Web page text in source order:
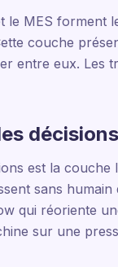
le MES forment
couche
entre eux. Les
décisions
est la
sans
qui réoriente
sur une